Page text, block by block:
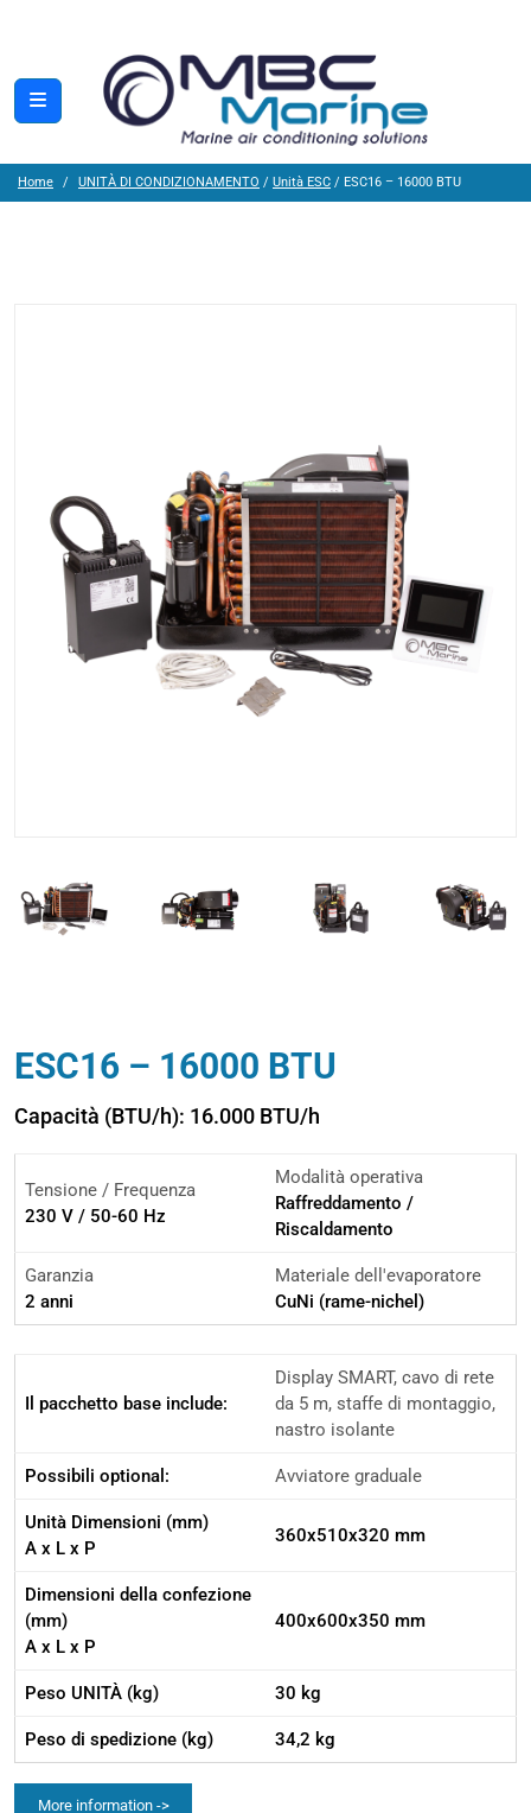
Home UNITÀ DI CONDIZIONAMENTO / Unità ESC / ESC16 – 16000 BTU
ESC16 – 16000 BTU
Capacità (BTU/h): 16.000 BTU/h
Tensione / Frequenza
230 V / 50-60 Hz
Modalità operativa
Raffreddamento /
Riscaldamento
Garanzia
2 anni
Materiale dell'evaporatore
CuNi (rame-nichel)
Il pacchetto base include:
Display SMART, cavo di rete
da 5 m, staffe di montaggio,
nastro isolante
Possibili optional: Avviatore graduale
Unità Dimensioni (mm)
A x L x P
360x510x320 mm
Dimensioni della confezione
(mm)
A x L x P
400x600x350 mm
Peso UNITÀ (kg) 30 kg
Peso di spedizione (kg) 34,2 kg
More information ->